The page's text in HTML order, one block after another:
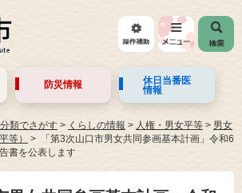
防災情報
休日当番医
情報
分類でさがす > くらしの情報 > 人権・男女平等 > 男女
等）
「第3次山口市男女共同参画基本計画」令和6
書を公表します